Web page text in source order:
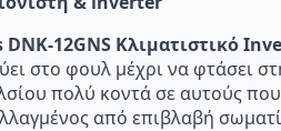
12GNS Κλιματιστικό
στο φουλ μέχρι να φτάσει
πολύ κοντά σε αυτούς που
από επιβλαβή